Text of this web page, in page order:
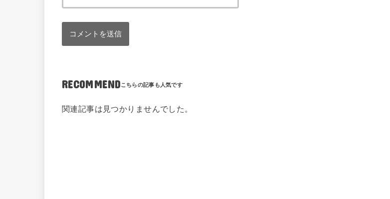
RECOMMEND
関連記事は見つかりませんでした。